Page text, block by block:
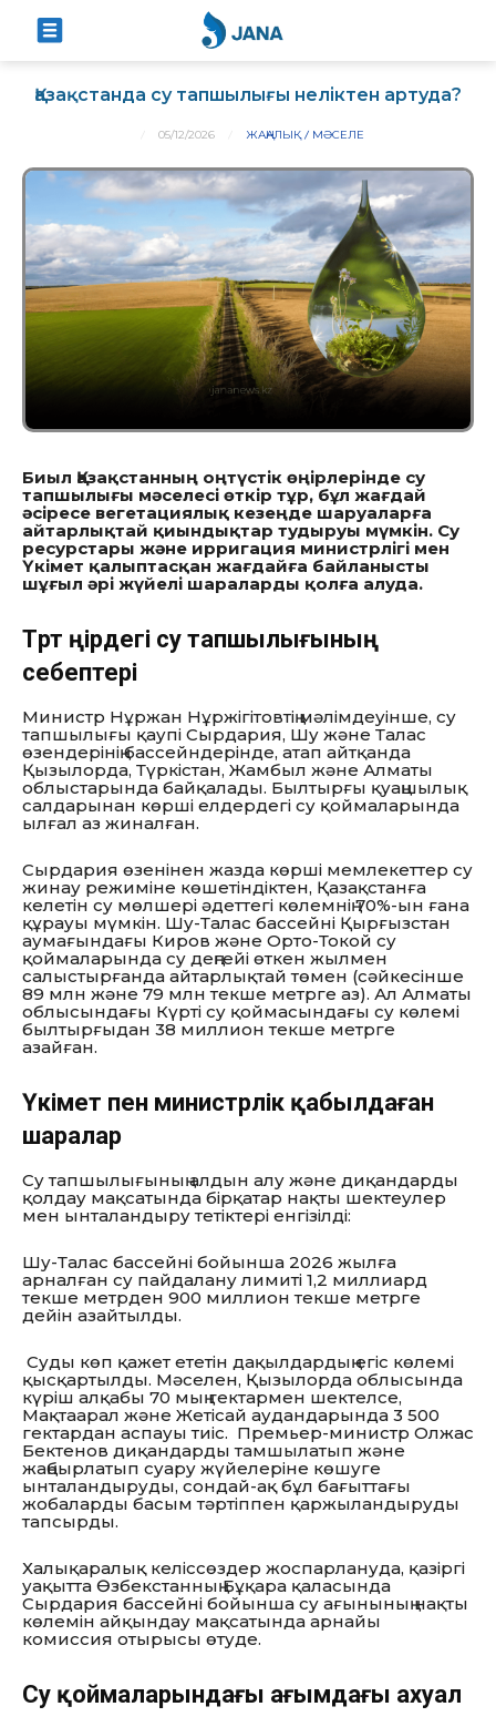
Қазақстанда су тапшылығы неліктен артуда?
05/12/2026 ЖАҢАЛЫҚ МӘСЕЛЕ
Биыл Қазақстанның оңтүстік өңірлерінде су
тапшылығы мәселесі өткір тұр, бұл жағдай
әсіресе вегетациялық кезеңде шаруаларға
айтарлықтай қиындықтар тудыруы мүмкін. Су
ресурстары және ирригация министрлігі мен
Үкімет қалыптасқан жағдайға байланысты
шұғыл әрі жүйелі шараларды қолға алуда.
Төрт өңірдегі су тапшылығының
себептері
Министр Нұржан Нұржігітовтің мәлімдеуінше, су
тапшылығы қаупі Сырдария, Шу және Талас
өзендерінің бассейндерінде, атап айтқанда
Қызылорда, Түркістан, Жамбыл және Алматы
облыстарында байқалады. Былтырғы қуаңшылық
салдарынан көрші елдердегі су қоймаларында
ылғал аз жиналған.
Сырдария өзенінен жазда көрші мемлекеттер су
жинау режиміне көшетіндіктен, Қазақстанға
келетін су мөлшері әдеттегі көлемнің 70%-ын ғана
құрауы мүмкін. Шу-Талас бассейні Қырғызстан
аумағындағы Киров және Орто-Токой су
қоймаларында су деңгейі өткен жылмен
салыстырғанда айтарлықтай төмен (сәйкесінше
89 млн және 79 млн текше метрге аз). Ал Алматы
облысындағы Күрті су қоймасындағы су көлемі
былтырғыдан 38 миллион текше метрге
азайған.
Үкімет пен министрлік қабылдаған
шаралар
Су тапшылығының алдын алу және диқандарды
қолдау мақсатында бірқатар нақты шектеулер
мен ынталандыру тетіктері енгізілді:
Шу-Талас бассейні бойынша 2026 жылға
арналған су пайдалану лимиті 1,2 миллиард
текше метрден 900 миллион текше метрге
дейін азайтылды.
Суды көп қажет ететін дақылдардың егіс көлемі
қысқартылды. Мәселен, Қызылорда облысында
күріш алқабы 70 мың гектармен шектелсе,
Мақтаарал және Жетісай аудандарында 3 500
гектардан аспауы тиіс. Премьер-министр Олжас
Бектенов диқандарды тамшылатып және
жаңбырлатып суару жүйелеріне көшуге
ынталандыруды, сондай-ақ бұл бағыттағы
жобаларды басым тәртіппен қаржыландыруды
тапсырды.
Халықаралық келіссөздер жоспарлануда, қазіргі
уақытта Өзбекстанның Бұқара қаласында
Сырдария бассейні бойынша су ағынының нақты
көлемін айқындау мақсатында арнайы
комиссия отырысы өтуде.
Су қоймаларындағы ағымдағы ахуал